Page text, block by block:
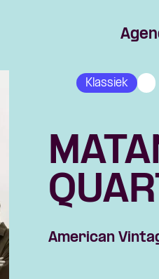
Klassiek
American